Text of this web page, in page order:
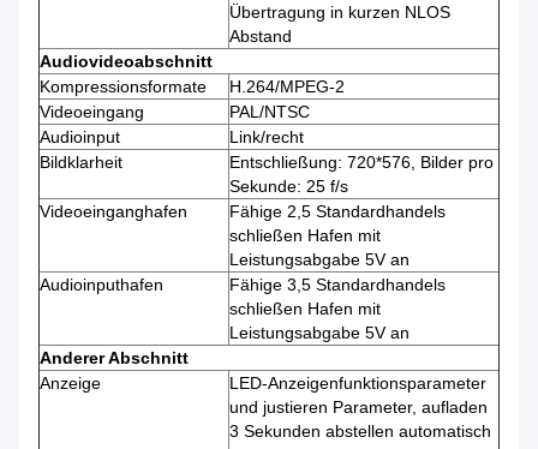
Übertragung in kurzen NLOS
Abstand
Audiovideoabschnitt
Kompressionsformate
H.264/MPEG-2
Videoeingang
PAL/NTSC
Audioinput
Link/recht
Bildklarheit
Entschließung: 720*576, Bilder pro
Sekunde: 25 f/s
Videoeinganghafen
Fähige 2,5 Standardhandels
schließen Hafen mit
Leistungsabgabe 5V an
Audioinputhafen
Fähige 3,5 Standardhandels
schließen Hafen mit
Leistungsabgabe 5V an
Anderer Abschnitt
Anzeige
LED-Anzeigenfunktionsparameter
und justieren Parameter, aufladen
3 Sekunden abstellen automatisch